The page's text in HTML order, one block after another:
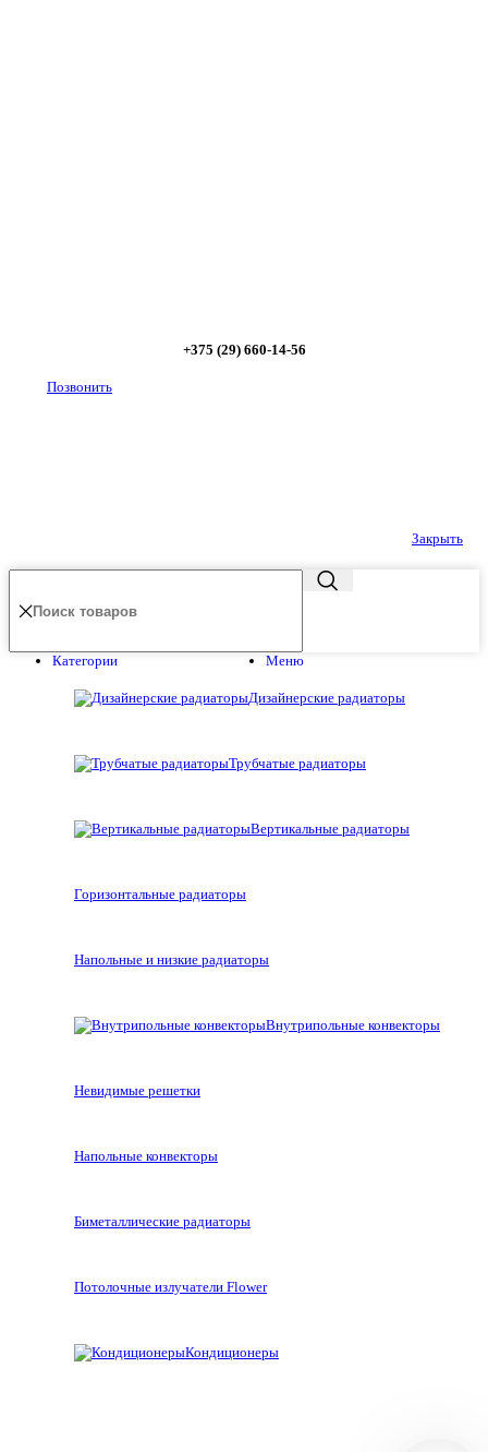
+375 (29) 660-14-56
Позвонить
Закрыть
Меню
Категории
Дизайнерские радиаторы
Трубчатые радиаторы
Вертикальные радиаторы
Горизонтальные радиаторы
Напольные и низкие радиаторы
Внутрипольные конвекторы
Невидимые решетки
Напольные конвекторы
Биметаллические радиаторы
Потолочные излучатели Flower
Кондиционеры